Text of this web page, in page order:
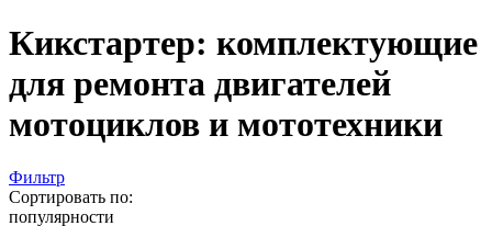
Кикстартер: комплектующие
для ремонта двигателей
мотоциклов и мототехники
Фильтр
Сортировать по:
популярности